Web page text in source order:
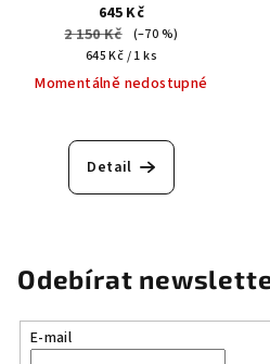
645 Kč
2 150 Kč
(–70 %)
Měrná
cena:
645 Kč / 1 ks
Momentálně nedostupné
Detail
Odebírat
E-mail